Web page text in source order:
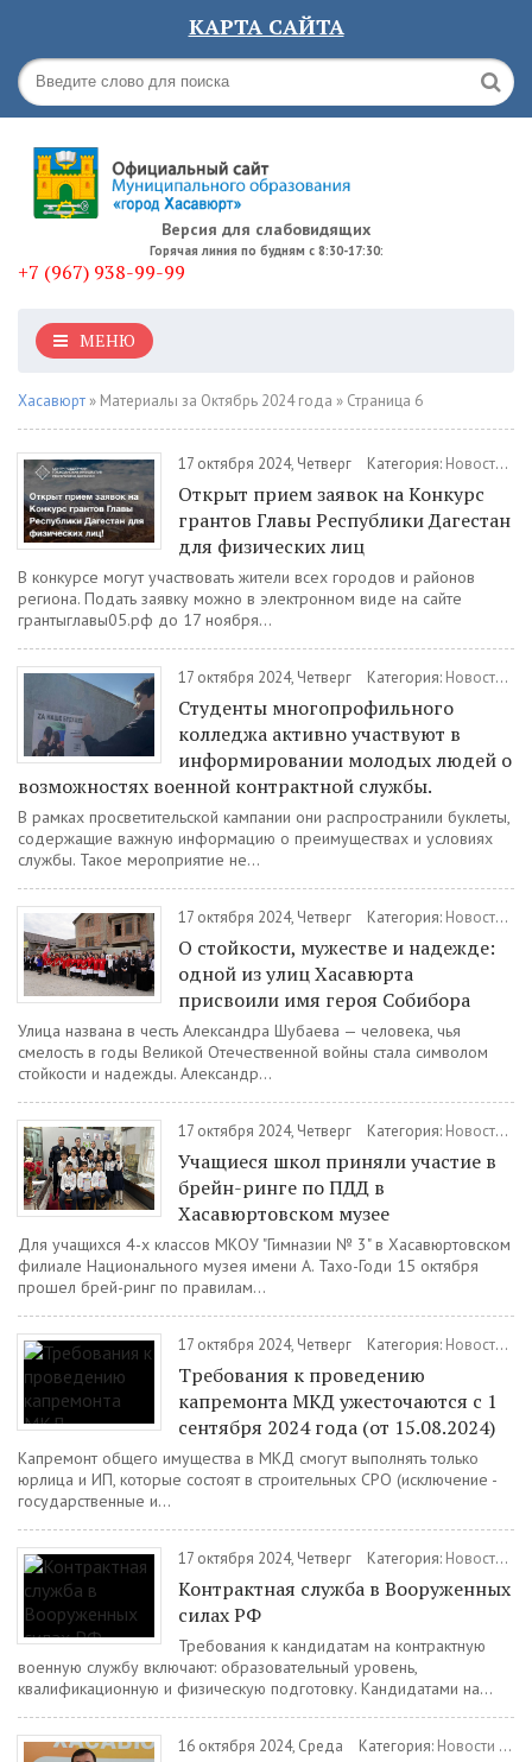
КАРТА САЙТА
Версия для слабовидящих
Горячая линия по будням с 8:30-17:30:
+7 (967) 938-99-99
МЕНЮ
Хасавюрт » Материалы за Октябрь 2024 года » Страница 6
17 октября 2024, Четверг Категория: Новости /
Открыт прием заявок на Конкурс
грантов Главы Республики Дагестан
для физических лиц
В конкурсе могут участвовать жители всех городов и районов
региона. Подать заявку можно в электронном виде на сайте
грантыглавы05.рф до 17 ноября...
17 октября 2024, Четверг Категория: Новости /
Студенты многопрофильного
колледжа активно участвуют в
информировании молодых людей о
возможностях военной контрактной службы.
В рамках просветительской кампании они распространили буклеты,
содержащие важную информацию о преимуществах и условиях
службы. Такое мероприятие не...
17 октября 2024, Четверг Категория: Новости /
О стойкости, мужестве и надежде:
одной из улиц Хасавюрта
присвоили имя героя Собибора
Улица названа в честь Александра Шубаева — человека, чья
смелость в годы Великой Отечественной войны стала символом
стойкости и надежды. Александр...
17 октября 2024, Четверг Категория: Новости /
Учащиеся школ приняли участие в
брейн-ринге по ПДД в
Хасавюртовском музее
Для учащихся 4-х классов МКОУ "Гимназии № 3" в Хасавюртовском
филиале Национального музея имени А. Тахо-Годи 15 октября
прошел брей-ринг по правилам...
17 октября 2024, Четверг Категория: Новости /
Требования к проведению
капремонта МКД ужесточаются с 1
сентября 2024 года (от 15.08.2024)
Капремонт общего имущества в МКД смогут выполнять только
юрлица и ИП, которые состоят в строительных СРО (исключение -
государственные и...
17 октября 2024, Четверг Категория: Новости /
Контрактная служба в Вооруженных
силах РФ
Требования к кандидатам на контрактную
военную службу включают: образовательный уровень,
квалификационную и физическую подготовку. Кандидатами на...
16 октября 2024, Среда Категория: Новости